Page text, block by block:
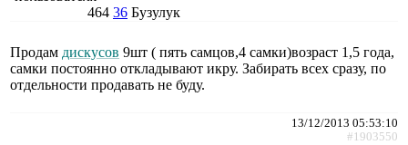
464 36 Бузулук
Продам дискусов 9шт ( пять самцов,4 самки)возраст 1,5 года,
самки постоянно откладывают икру. Забирать всех сразу, по
отдельности продавать не буду.
13/12/2013 05:53:10
#1903550